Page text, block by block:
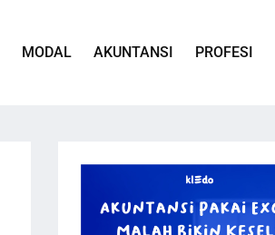
MODAL AKUNTANSI PROFESI